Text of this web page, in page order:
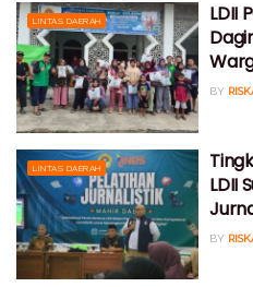
LINTAS DAERAH
LDII
BY
LINTAS DAERAH
LDII
BY